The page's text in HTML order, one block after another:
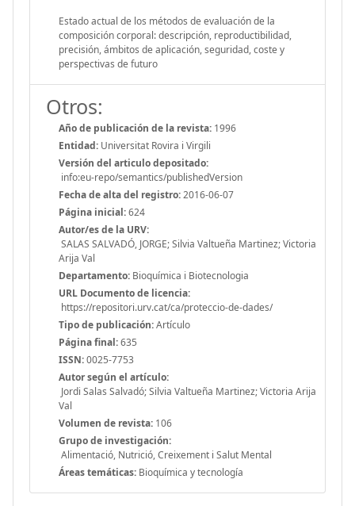
Estado actual de los métodos de evaluación de la
composición corporal: descripción, reproductibilidad,
precisión, ámbitos de aplicación, seguridad, coste y
perspectivas de futuro
Otros:
Año de publicación de la revista: 1996
Entidad: Universitat Rovira i Virgili
Versión del articulo depositado:
info:eu-repo/semantics/publishedVersion
Fecha de alta del registro:2016-06-07
Página inicial:624
Autor/es de la URV:
SALAS SALVADÓ, JORGE; Silvia Valtueña Martinez; Victoria
Arija Val
Departamento: Bioquímica i Biotecnologia
URL Documento de licencia:
https://repositori.urv.cat/ca/proteccio-de-dades/
Tipo de publicación:Artículo
Página final:635
ISSN:0025-7753
Autor según el artículo:
Jordi Salas Salvadó; Silvia Valtueña Martinez; Victoria Arija
Val
Volumen de revista: 106
Grupo de investigación:
Alimentació, Nutrició, Creixement i Salut Mental
Áreas temáticas: Bioquímica y tecnología